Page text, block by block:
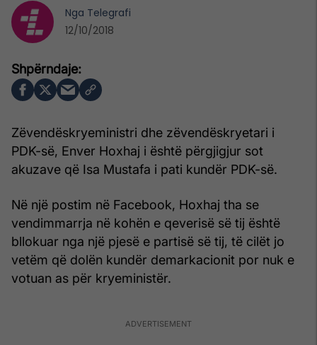
Zëvendëskryeministri dhe zëvendëskryetari i
PDK-së, Enver Hoxhaj i është përgjigjur sot
akuzave që Isa Mustafa i pati kundër PDK-së.
Në një postim në Facebook, Hoxhaj tha se
vendimmarrja në kohën e qeverisë së tij është
bllokuar nga një pjesë e partisë së tij, të cilët jo
vetëm që dolën kundër demarkacionit por nuk e
votuan as për kryeministër.
Nga Telegrafi
12/10/2018